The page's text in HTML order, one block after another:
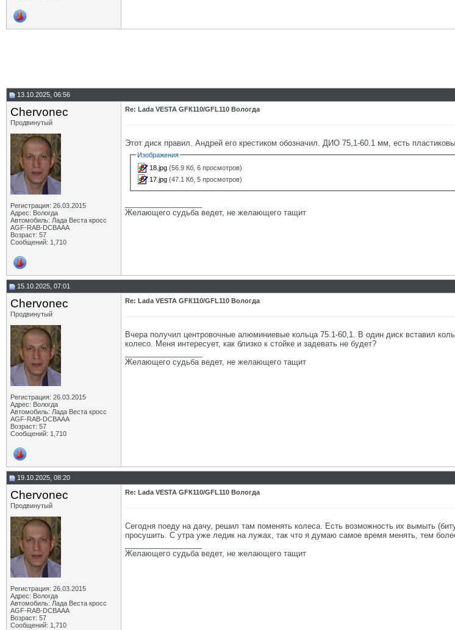
13.10.2025, 06:56
Chervonec
Продвинутый
Регистрация: 26.03.2015
Адрес: Вологда
Автомобиль: Лада Веста кросс
AGF-RAB-DCBAAA
Возраст: 57
Сообщений: 1,710
Re: Lada VESTA GFК110/GFL110 Вологда
Этот диск правил. Андрей его крестиком обозначил. ДИО 75,1-60.1 мм, есть
Изображения
18.jpg (56.9 Кб, 6 просмотров)
17.jpg (47.1 Кб, 5 просмотров)
Желающего судьба ведет, не желающего тащит
15.10.2025, 07:01
Chervonec
Продвинутый
Регистрация: 26.03.2015
Адрес: Вологда
Автомобиль: Лада Веста кросс
AGF-RAB-DCBAAA
Возраст: 57
Сообщений: 1,710
Re: Lada VESTA GFК110/GFL110 Вологда
Вчера получил центровочные алюминиевые кольца 75.1-60,1. В один диск вставил
колесо. Меня интересует, как близко к стойке и задевать не будет?
Желающего судьба ведет, не желающего тащит
19.10.2025, 08:20
Chervonec
Продвинутый
Регистрация: 26.03.2015
Адрес: Вологда
Автомобиль: Лада Веста кросс
AGF-RAB-DCBAAA
Возраст: 57
Сообщений: 1,710
Re: Lada VESTA GFК110/GFL110 Вологда
Сегодня поеду на дачу, решил там поменять колеса. Есть возможность их вымыть
просушить. С утра уже ледик на лужах, так что я думаю самое время менять, тем
Желающего судьба ведет, не желающего тащит